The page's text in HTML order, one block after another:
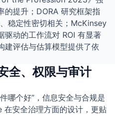
的提升；DORA 研究框架指
稳定性密切相关；McKinsey
驱动的工作流对 ROI 有显著
建评估与估算模型提供了依
全、权限与审计
哪个好”，信息安全与合规是
安全治理方面的设计，更贴